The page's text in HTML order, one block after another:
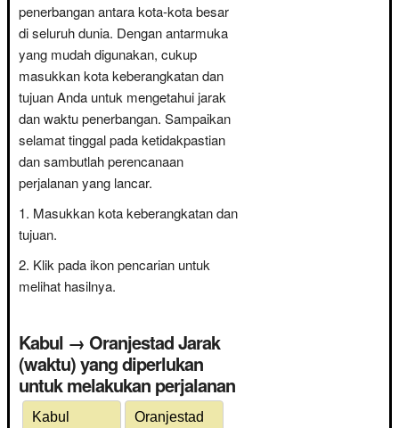
penerbangan antara kota-kota besar
di seluruh dunia. Dengan antarmuka
yang mudah digunakan, cukup
masukkan kota keberangkatan dan
tujuan Anda untuk mengetahui jarak
dan waktu penerbangan. Sampaikan
selamat tinggal pada ketidakpastian
dan sambutlah perencanaan
perjalanan yang lancar.
Masukkan kota keberangkatan dan
tujuan.
Klik pada ikon pencarian untuk
melihat hasilnya.
Kabul → Oranjestad Jarak
(waktu) yang diperlukan
untuk melakukan perjalanan